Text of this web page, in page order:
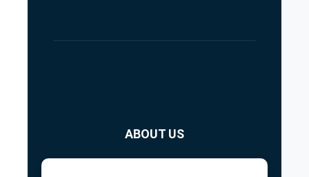
ABOUT US